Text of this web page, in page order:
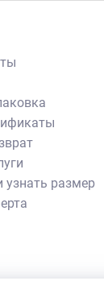
узнать размер